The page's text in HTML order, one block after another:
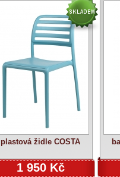
plastová židle COSTA
1 950 Kč